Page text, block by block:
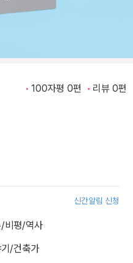
100자평 0편 리뷰 0편
신간알림 신청
비평/역사
/건축가